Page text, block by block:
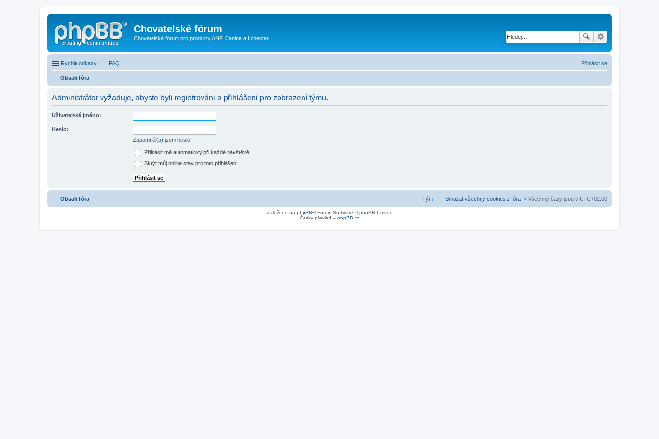
Chovatelské fórum
Chovatelské fórum pro produkty ANF, Canina a Lonestar
Rychlé odkazy FAQ Přihlásit se
Obsah fóra
Administrátor vyžaduje, abyste byli registrováni a přihlášeni pro zobrazení týmu.
Uživatelské jméno:
Heslo:
Zapomněl(a) jsem heslo
Přihlásit mě automaticky při každé návštěvě
Skrýt můj online stav pro toto přihlášení
Obsah fóra Všechny časy jsou v UTC+02:00
Smazat všechny cookies z fóra
Tým
Založeno na phpBB® Forum Software © phpBB Limited
Český překlad – phpBB.cz